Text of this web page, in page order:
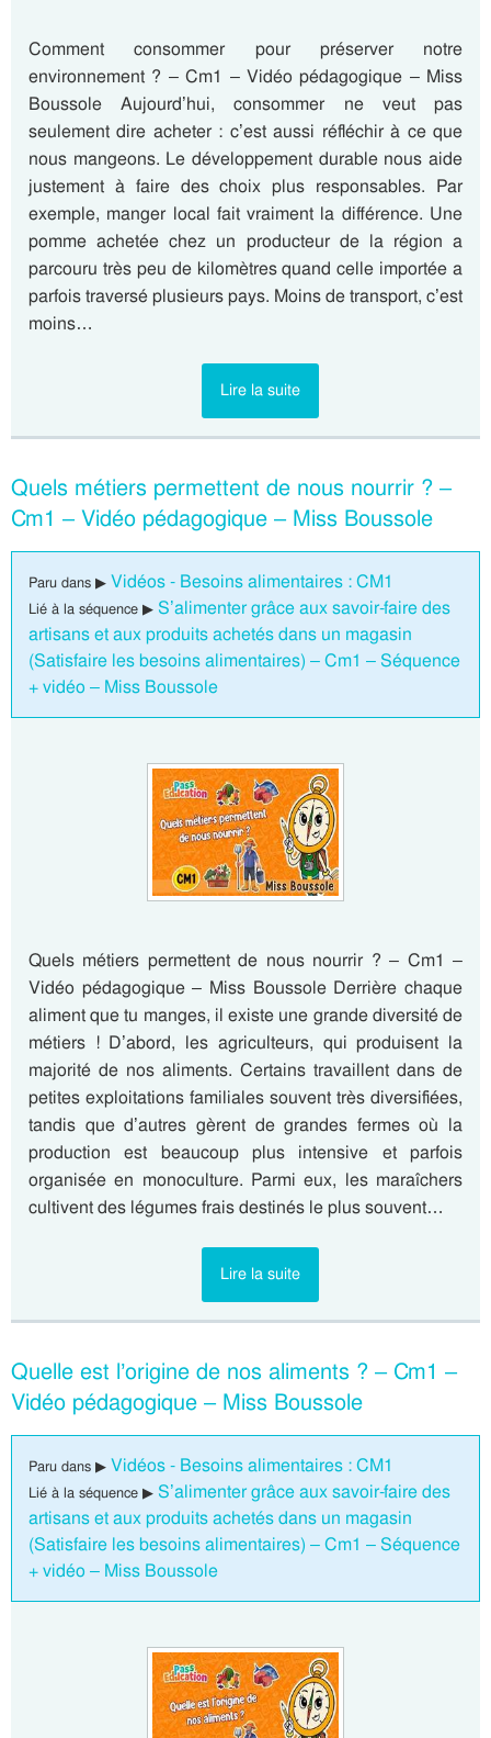
Comment consommer pour préserver notre
environnement ? – Cm1 – Vidéo pédagogique – Miss
Boussole Aujourd’hui, consommer ne veut pas
seulement dire acheter : c’est aussi réfléchir à ce que
nous mangeons. Le développement durable nous aide
justement à faire des choix plus responsables. Par
exemple, manger local fait vraiment la différence. Une
pomme achetée chez un producteur de la région a
parcouru très peu de kilomètres quand celle importée a
parfois traversé plusieurs pays. Moins de transport, c’est
moins…
Lire la suite
Quels métiers permettent de nous nourrir ? –
Cm1 – Vidéo pédagogique – Miss Boussole
Paru dans ▶ Vidéos - Besoins alimentaires : CM1
Lié à la séquence ▶ S’alimenter grâce aux savoir-faire des
artisans et aux produits achetés dans un magasin
(Satisfaire les besoins alimentaires) – Cm1 – Séquence
+ vidéo – Miss Boussole
Quels métiers permettent de nous nourrir ? – Cm1 –
Vidéo pédagogique – Miss Boussole Derrière chaque
aliment que tu manges, il existe une grande diversité de
métiers ! D’abord, les agriculteurs, qui produisent la
majorité de nos aliments. Certains travaillent dans de
petites exploitations familiales souvent très diversifiées,
tandis que d’autres gèrent de grandes fermes où la
production est beaucoup plus intensive et parfois
organisée en monoculture. Parmi eux, les maraîchers
cultivent des légumes frais destinés le plus souvent…
Lire la suite
Quelle est l’origine de nos aliments ? – Cm1 –
Vidéo pédagogique – Miss Boussole
Paru dans ▶ Vidéos - Besoins alimentaires : CM1
Lié à la séquence ▶ S’alimenter grâce aux savoir-faire des
artisans et aux produits achetés dans un magasin
(Satisfaire les besoins alimentaires) – Cm1 – Séquence
+ vidéo – Miss Boussole